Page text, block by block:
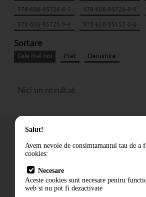
978-606-95726-6-5 978-606-95726-8-9
978-606-95726-9-6 978-630-95153-0-8
Sortare
Cele mai noi Pret Denumire
Nici un rezultat
Cum comand
Livrare
Contact
Salut!
Avem nevoie de consimtamantul tau de a
cookies:
Necesare
Aceste cookies sunt necesare pentru
web si nu pot fi dezactivate